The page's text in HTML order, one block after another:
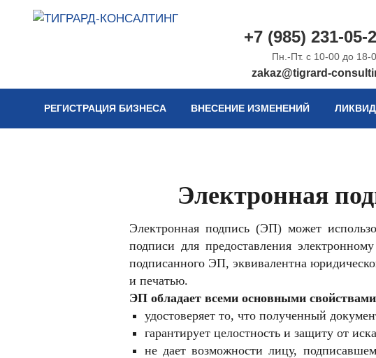
+7 (985) 231-05-
Пн.-Пт. с 10-00 до 18-
zakaz@tigrard-
РЕГИСТРАЦИЯ БИЗНЕСА ВНЕСЕНИЕ ИЗМЕНЕНИЙ
Электронная
Электронная подпись (ЭП) может
подписи для предоставления
подписанного ЭП, эквивалентна
и печатью.
ЭП обладает всеми основными
удостоверяет то, что полученный
гарантирует целостность и защиту от
не дает возможности лицу,